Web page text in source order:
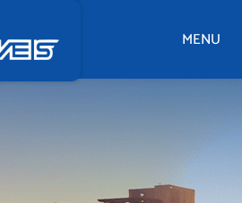
MENU